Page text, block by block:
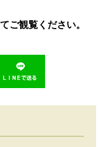
ご観覧ください。